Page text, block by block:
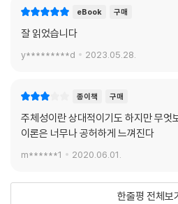
적인 총체화는 정치적으로 무엇인가를 가
시키는 힘인가, 특정한 부름(hailing)이
폐제, 이 총체적 환원의 폭력은 정치적으
나 주체화의 과정을 겪음으로써만 가능한
것으로 이해된다.
은 다음의 두 가지 이론적 가정이다. 하나
의 관점을 삭제할 때에만 자신의 발생에
체가 구성되는 과정에 대한 서사(敍事)는
제 아래에서만 논의가 가능하다는 점이다
eBook 구매
잘 읽었습니다
y*********d 2023.05.28.
종이책 구매
주체성이란 상대적이기도 하지만 무엇
이론은 너무나 공허하게 느껴진다
m******1 2020.06.01.
한줄평 전체보기